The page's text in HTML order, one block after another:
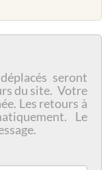
seront
du site. Votre
Les retours à
Le